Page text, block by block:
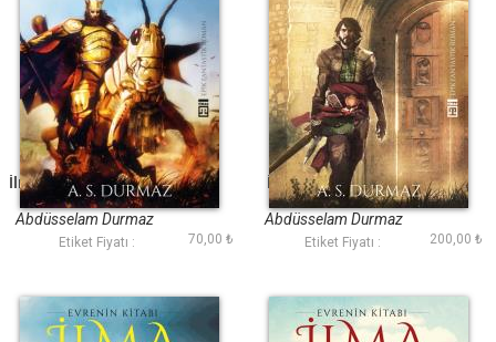
İlma II - Lanetli Duvar
Abdüsselam Durmaz
Etiket Fiyatı : 70,00 ₺
İlma IV - Son Savaş
Abdüsselam Durmaz
Etiket Fiyatı : 200,00 ₺